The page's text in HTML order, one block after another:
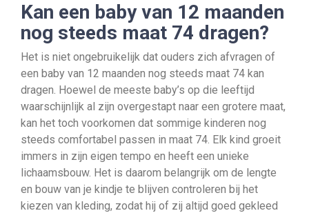
Kan een baby van 12 maanden
nog steeds maat 74 dragen?
Het is niet ongebruikelijk dat ouders zich afvragen of
een baby van 12 maanden nog steeds maat 74 kan
dragen. Hoewel de meeste baby’s op die leeftijd
waarschijnlijk al zijn overgestapt naar een grotere maat,
kan het toch voorkomen dat sommige kinderen nog
steeds comfortabel passen in maat 74. Elk kind groeit
immers in zijn eigen tempo en heeft een unieke
lichaamsbouw. Het is daarom belangrijk om de lengte
en bouw van je kindje te blijven controleren bij het
kiezen van kleding, zodat hij of zij altijd goed gekleed